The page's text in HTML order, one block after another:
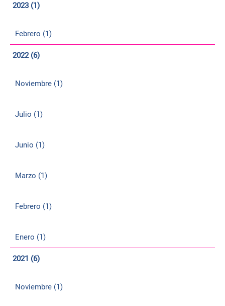
2023 (1)
Febrero (1)
2022 (6)
Noviembre (1)
Julio (1)
Junio (1)
Marzo (1)
Febrero (1)
Enero (1)
2021 (6)
Noviembre (1)